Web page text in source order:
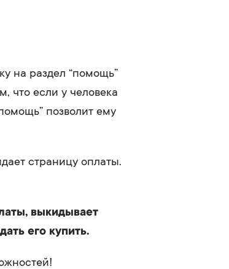
на раздел “помощь”
что если у человека
позволит ему
страницу оплаты.
выкидывает
его купить.